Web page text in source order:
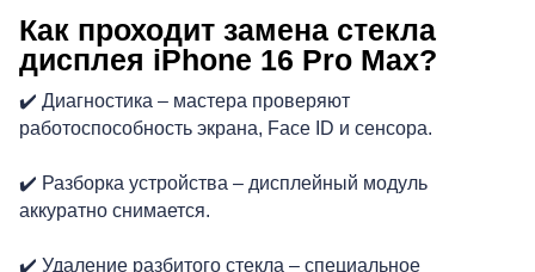
Как проходит замена стекла
дисплея iPhone 16 Pro Max?
✔️ Диагностика – мастера проверяют
работоспособность экрана, Face ID и сенсора.
✔️ Разборка устройства – дисплейный модуль
аккуратно снимается.
✔️ Удаление разбитого стекла – специальное